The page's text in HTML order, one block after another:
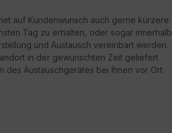
auf Kundenwunsch auch gerne kürzere
Tag zu erhalten, oder sogar innerhalb
und Austausch vereinbart werden.
in der gewünschten Zeit geliefert
des Austauschgerätes bei Ihnen vor Ort